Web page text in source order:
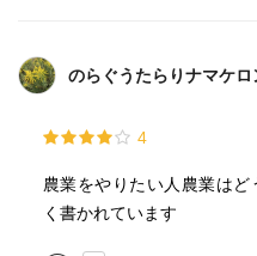
のらぐうたらりナマケロ
4
農業をやりたい人農業は
く書かれています